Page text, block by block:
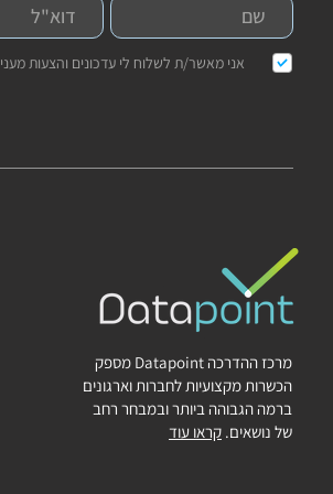
אני מאשר/ת לשלוח לי עדכונים והצעות
מרכז ההדרכה Datapoint מספק
הכשרות מקצועיות לחברות וארגונים
ברמה הגבוהה ביותר ובמבחר רחב
של נושאים. קראו עוד